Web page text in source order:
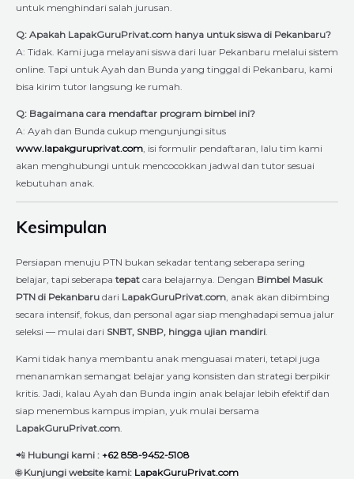
untuk menghindari salah jurusan.
Q: Apakah LapakGuruPrivat.com hanya untuk siswa di Pekanbaru?
A: Tidak. Kami juga melayani siswa dari luar Pekanbaru melalui sistem
online. Tapi untuk Ayah dan Bunda yang tinggal di Pekanbaru, kami
bisa kirim tutor langsung ke rumah.
Q: Bagaimana cara mendaftar program bimbel ini?
A: Ayah dan Bunda cukup mengunjungi situs
www.lapakguruprivat.com , isi formulir pendaftaran, lalu tim kami
akan menghubungi untuk mencocokkan jadwal dan tutor sesuai
kebutuhan anak.
Kesimpulan
Persiapan menuju PTN bukan sekadar tentang seberapa sering
belajar, tapi seberapa tepat cara belajarnya. Dengan Bimbel Masuk
PTN di Pekanbaru dari LapakGuruPrivat.com , anak akan dibimbing
secara intensif, fokus, dan personal agar siap menghadapi semua jalur
seleksi — mulai dari SNBT, SNBP, hingga ujian mandiri
Kami tidak hanya membantu anak menguasai materi, tetapi juga
menanamkan semangat belajar yang konsisten dan strategi berpikir
kritis. Jadi, kalau Ayah dan Bunda ingin anak belajar lebih efektif dan
siap menembus kampus impian, yuk mulai bersama
LapakGuruPrivat.com
📲 Hubungi kami : +62 858-9452-5108
🌐Kunjungi website kami: LapakGuruPrivat.com